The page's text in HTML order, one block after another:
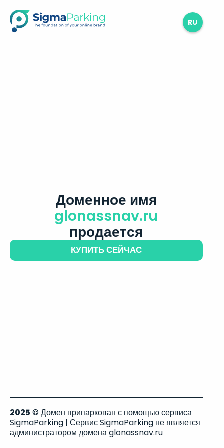
RU
Доменное имя
glonassnav.ru
продается
КУПИТЬ СЕЙЧАС
2025 © Домен припаркован с помощью сервиса
SigmaParking | Сервис SigmaParking не является
администратором домена glonassnav.ru